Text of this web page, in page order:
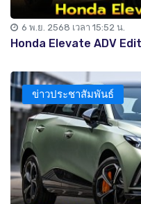
6 พ.ย. 2568 เวลา 15:52 น.
Honda Elevate ADV
ข่าวประชาสัมพันธ์